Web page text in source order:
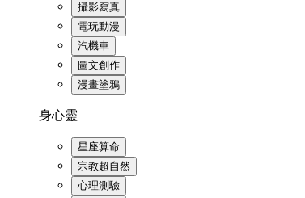
攝影寫真
電玩動漫
汽機車
圖文創作
漫畫塗鴉
身心靈
星座算命
宗教超自然
心理測驗